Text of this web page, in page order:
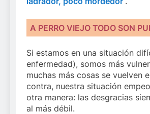
A PERRO VIEJO TODO SON
Si estamos en una situación
enfermedad), somos más
muchas más cosas se vuelven
contra, nuestra situación
otra manera: las desgracias
al más débil.